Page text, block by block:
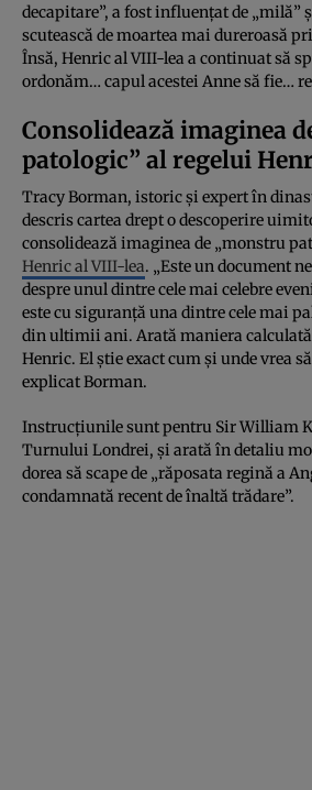
decapitare”, a fost influențat de „milă”
scutească de moartea mai dureroasă
Însă, Henric al VIII-lea a continuat să
ordonăm… capul acestei Anne să fie…
Consolidează imaginea
patologic” al regelui
Tracy Borman, istoric și expert în
descris cartea drept o descoperire
consolidează imaginea de „monstru
Henric al VIII-lea. „Este un document
despre unul dintre cele mai celebre
este cu siguranță una dintre cele mai
din ultimii ani. Arată maniera
Henric. El știe exact cum și unde vrea
explicat Borman.
Instrucțiunile sunt pentru Sir William
Turnului Londrei, și arată în detaliu
dorea să scape de „răposata regină a
condamnată recent de înaltă trădare”.